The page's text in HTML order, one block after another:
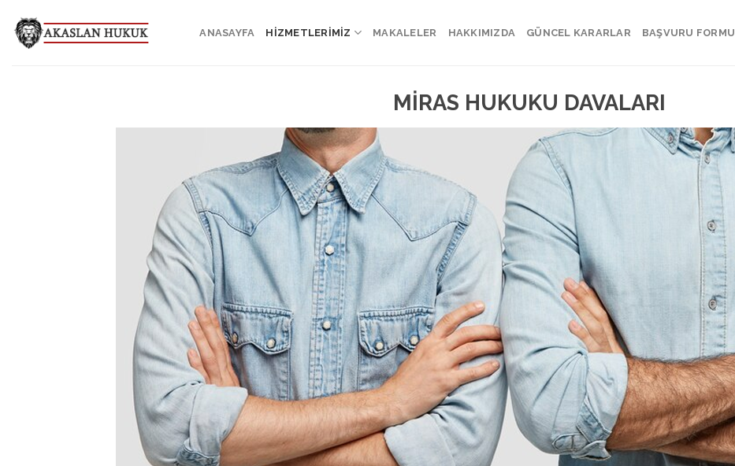
content
ANASAYFA HİZMETLERİMİZ MAKALELER HAKKIMIZDA GÜNCEL KARARLAR BAŞVURU FORMU
MİRAS HUKUKU DAVALARI